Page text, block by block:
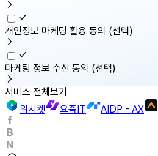
개인정보 마케팅 활용 동의 (선택)
마케팅 정보 수신 동의 (선택)
서비스 전체보기
위시켓
요즘IT AIDP - AX